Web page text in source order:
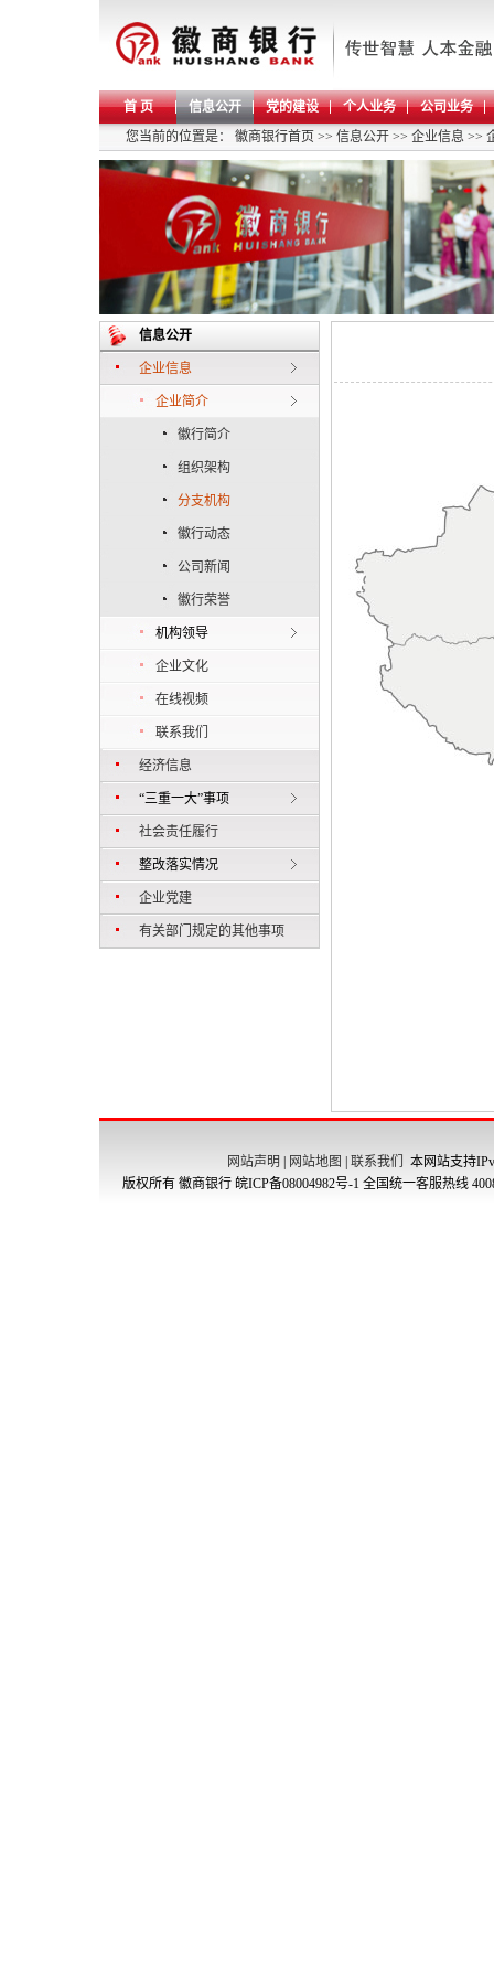
首 页 信息公开 党的建设 个人业务
公司业务
您当前的位置是： 徽商银行首页 >> 信息公开 >> 企业信息 >>
信息公开
企业信息
企业简介
徽行简介
组织架构
分支机构
徽行动态
公司新闻
徽行荣誉
机构领导
企业文化
在线视频
联系我们
经济信息
“三重一大”事项
社会责任履行
整改落实情况
企业党建
有关部门规定的其他事项
网站声明 网站地图 联系我们
本网站支持
版权所有 徽商银行 皖ICP备08004982号-1 全国统一客服热线